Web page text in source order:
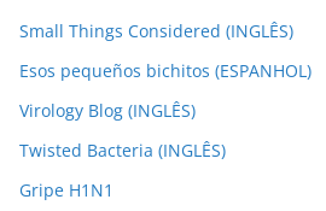
Small Things Considered (INGLÊS)
Esos pequeños bichitos (ESPANHOL)
Virology Blog (INGLÊS)
Twisted Bacteria (INGLÊS)
Gripe H1N1